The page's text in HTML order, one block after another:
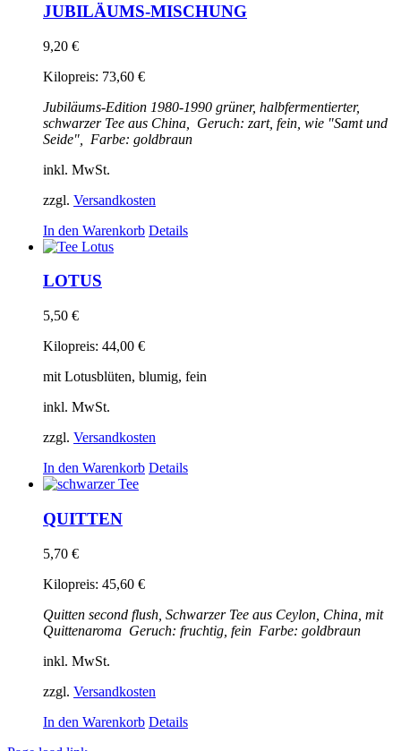
JUBILÄUMS-MISCHUNG
9,20 €
Kilopreis: 73,60 €
Jubiläums-Edition 1980-1990 grüner, halbfermentierter,
schwarzer Tee aus China,
Geruch: zart, fein, wie "Samt und
Seide",
Farbe: goldbraun
inkl. MwSt.
zzgl. Versandkosten
In den Warenkorb Details
LOTUS
5,50 €
Kilopreis: 44,00 €
mit Lotusblüten, blumig, fein
inkl. MwSt.
zzgl. Versandkosten
In den Warenkorb Details
QUITTEN
5,70 €
Kilopreis: 45,60 €
Quitten second flush, Schwarzer Tee aus Ceylon, China, mit
Quittenaroma Geruch: fruchtig, fein Farbe: goldbraun
inkl. MwSt.
zzgl. Versandkosten
In den Warenkorb Details